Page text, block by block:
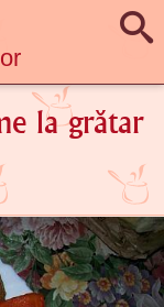
la grătar